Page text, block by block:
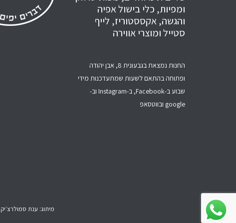
ומפיות, כלי בישול אפיה
והגשה, אקססטוריז, לייף
סטייל ומוצרי אווירה
החנות נמצאת בגבעונית 8, אבן יהודה
ופתוחה בהתאם לשעות שמתעדכנות מידי
שבוע ב-Facebook, ב-Instagram וב-
google ובווטסאפ
מיתוג: ענת סמולרצ׳יק